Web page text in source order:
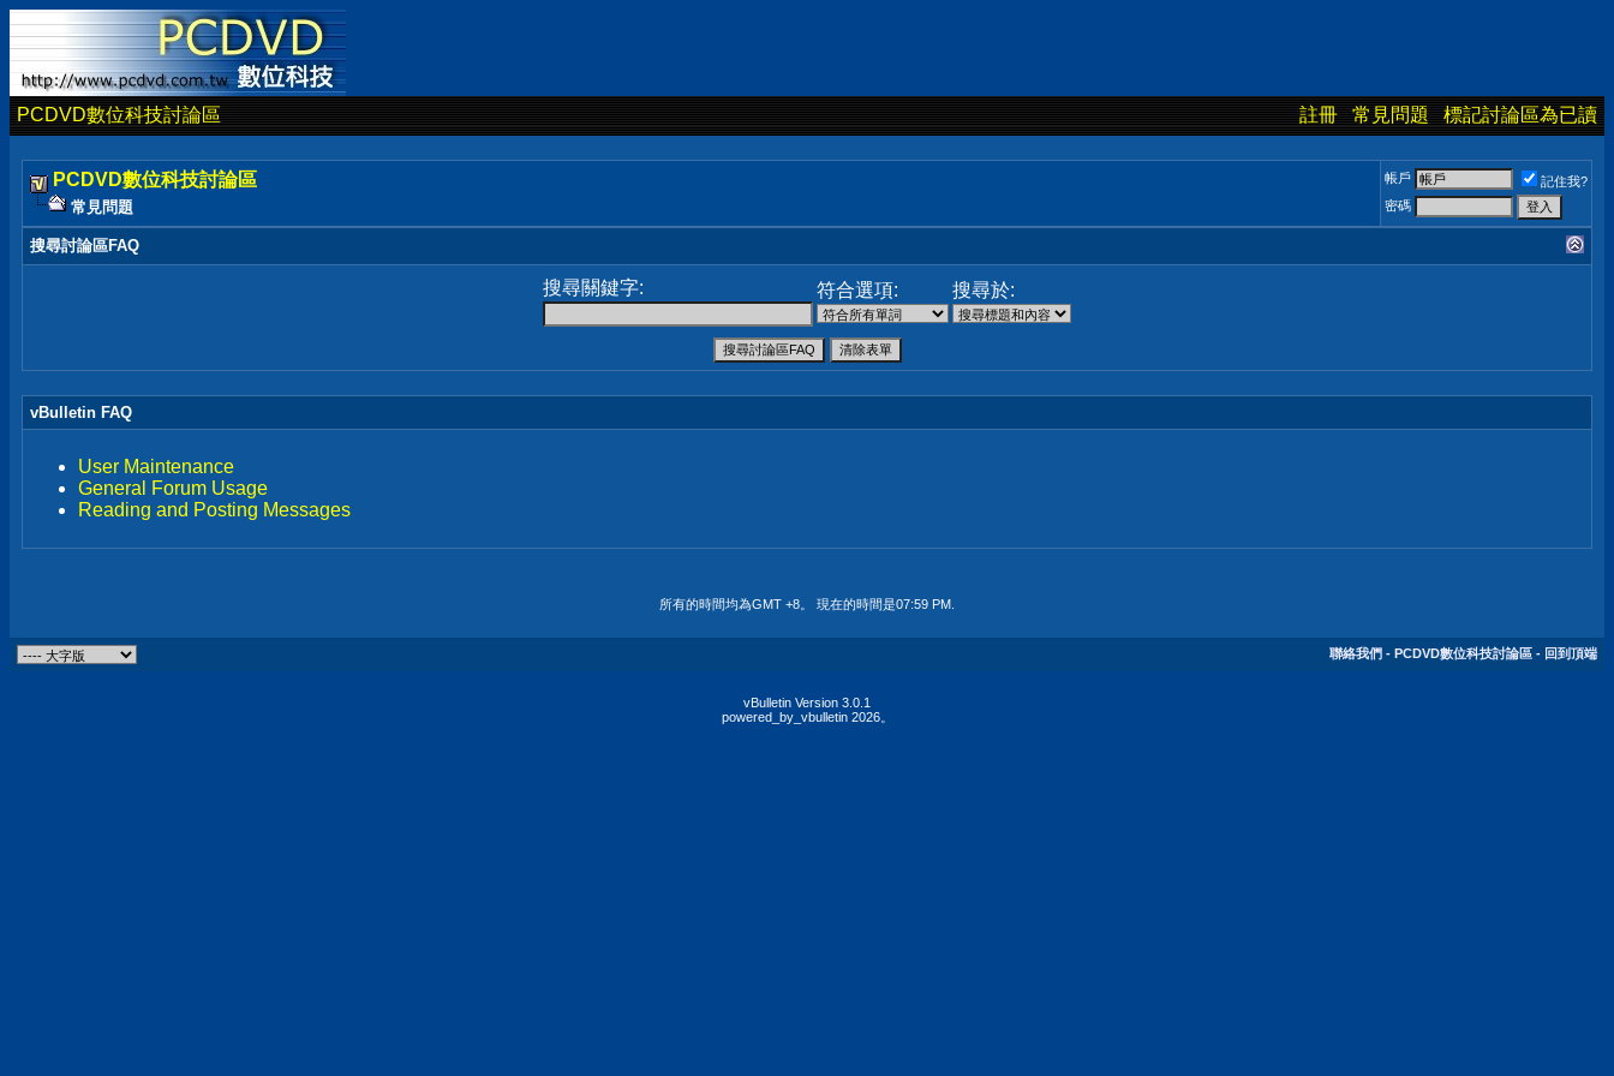
PCDVD數位科技討論區 註冊 常見問題 標記討論區為已讀
PCDVD數位科技討論區
常見問題
帳戶
記住我?
密碼
搜尋討論區FAQ
搜尋關鍵字: 符合選項: 搜尋於:
vBulletin FAQ
User Maintenance
General Forum Usage
Reading and Posting Messages
所有的時間均為GMT +8。 現在的時間是07:59 PM
聯絡我們 - PCDVD數位科技討論區 - 回到頂端
vBulletin Version 3.0.1
powered_by_vbulletin 2026。